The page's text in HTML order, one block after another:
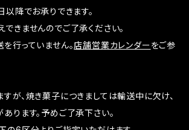
以降でお承りできます。
きませんのでご了承ください。
行っていません。店舗営業カレンダーをご参
が、焼き菓子につきましては輸送中に欠け、
ります。予めご了承下さい。